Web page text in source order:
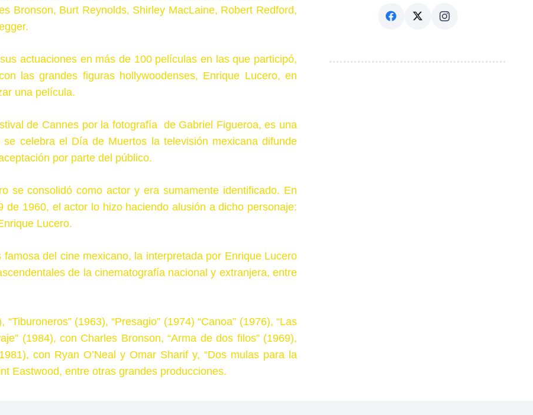
Bronson, Burt Reynolds, Shirley MacLaine, Robert Redford,
actuaciones en más de 100 películas en las que participó,
las grandes figuras hollywoodenses, Enrique Lucero, en
una película.
de Cannes por la fotografía de Gabriel Figueroa, es una
celebra el Día de Muertos la televisión mexicana difunde
por parte del público.
se consolidó como actor y era sumamente identificado. En
1960, el actor lo hizo haciendo alusión a dicho personaje:
Lucero.
del cine mexicano, la interpretada por Enrique Lucero
de la cinematografía nacional y extranjera, entre
(1963), “Presagio” (1974) “Canoa” (1976), “Las
(1984), con Charles Bronson, “Arma de dos filos” (1969),
con Ryan O’Neal y Omar Sharif y, “Dos mulas para la
Eastwood, entre otras grandes producciones.